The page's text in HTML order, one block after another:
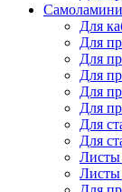
Для
Для
Для
Для
Для
Для
Для
Для
Листы
Листы